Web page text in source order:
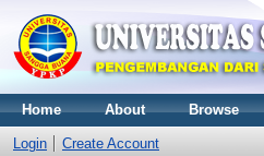
Home About Browse
Login Create Account